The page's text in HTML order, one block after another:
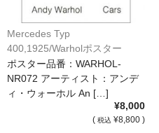
Mercedes Typ
400,1925/Warholポスター
[NR072]
ポスター品番：WARHOL-
NR072 アーティスト：アンデ
ィ・ウォーホル An […]
¥8,000
( 税込 ¥8,800 )